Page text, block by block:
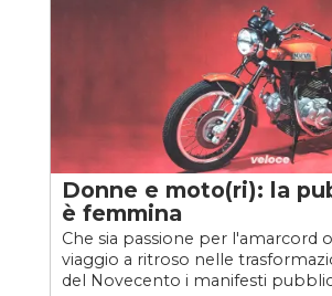
Donne e moto(ri): la
è femmina
Che sia passione per l'amarcord
viaggio a ritroso nelle
del Novecento i manifesti